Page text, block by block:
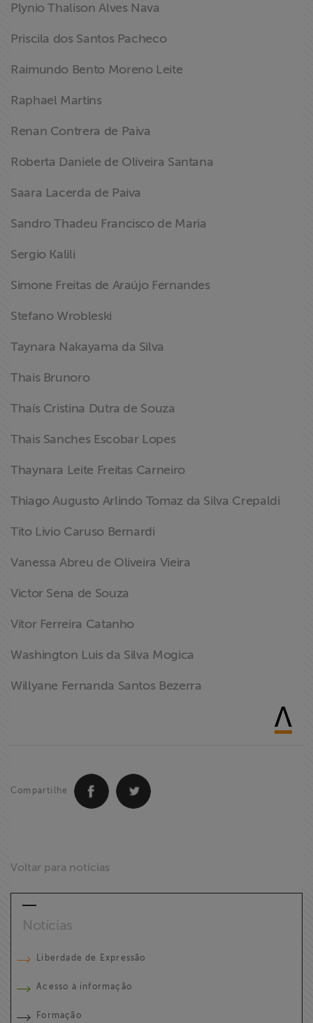
Plynio Thalison Alves Nava
Priscila dos Santos Pacheco
Raimundo Bento Moreno Leite
Raphael Martins
Renan Contrera de Paiva
Roberta Daniele de Oliveira Santana
Saara Lacerda de Paiva
Sandro Thadeu Francisco de Maria
Sergio Kalili
Simone Freitas de Araújo Fernandes
Stefano Wrobleski
Taynara Nakayama da Silva
Thais Brunoro
Thaís Cristina Dutra de Souza
Thais Sanches Escobar Lopes
Thaynara Leite Freitas Carneiro
Thiago Augusto Arlindo Tomaz da Silva Crepaldi
Tito Livio Caruso Bernardi
Vanessa Abreu de Oliveira Vieira
Victor Sena de Souza
Vitor Ferreira Catanho
Washington Luis da Silva Mogica
Willyane Fernanda Santos Bezerra
Compartilhe
Voltar para notícias
Notícias
Liberdade de Expressão
Acesso à informação
Formação